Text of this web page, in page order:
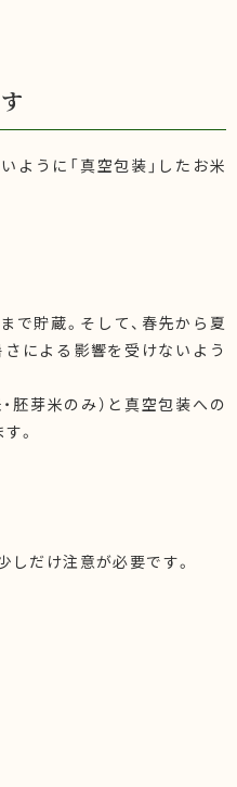
ように「真空包装」したお米
で貯蔵。そして、春先から夏
さによる影響を受けないよう
胚芽米のみ）と真空包装への
。
だけ注意が必要です。